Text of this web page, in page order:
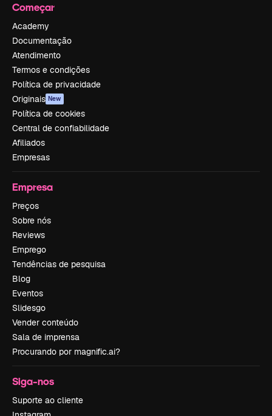
Começar
Academy
Documentação
Atendimento
Termos e condições
Política de privacidade
Originais New
Política de cookies
Central de confiabilidade
Afiliados
Empresas
Empresa
Preços
Sobre nós
Reviews
Emprego
Tendências de pesquisa
Blog
Eventos
Slidesgo
Vender conteúdo
Sala de imprensa
Procurando por magnific.ai?
Siga-nos
Suporte ao cliente